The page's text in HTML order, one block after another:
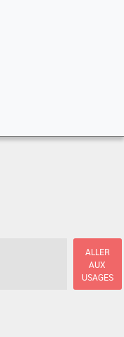
ALLER
AUX
USAGES